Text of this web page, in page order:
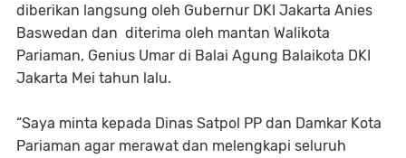
diberikan langsung oleh Gubernur DKI Jakarta Anies
Baswedan dan diterima oleh mantan Walikota
Pariaman, Genius Umar di Balai Agung Balaikota DKI
Jakarta Mei tahun lalu.
“Saya minta kepada Dinas Satpol PP dan Damkar Kota
Pariaman agar merawat dan melengkapi seluruh